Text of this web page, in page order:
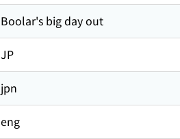
Boolar's big day out
JP
jpn
eng